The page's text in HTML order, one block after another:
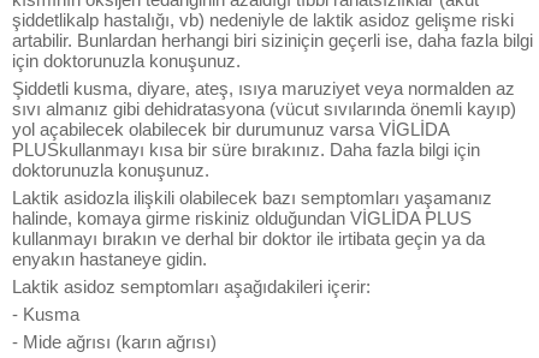
şiddetlikalp hastalığı, vb) nedeniyle de laktik asidoz gelişme riski
artabilir. Bunlardan herhangi biri siziniçin geçerli ise, daha fazla bilgi
için doktorunuzla konuşunuz.
Şiddetli kusma, diyare, ateş, ısıya maruziyet veya normalden az
sıvı almanız gibi dehidratasyona (vücut sıvılarında önemli kayıp)
yol açabilecek olabilecek bir durumunuz varsa VİGLİDA
PLUSkullanmayı kısa bir süre bırakınız. Daha fazla bilgi için
doktorunuzla konuşunuz.
Laktik asidozla ilişkili olabilecek bazı semptomları yaşamanız
halinde, komaya girme riskiniz olduğundan VİGLİDA PLUS
kullanmayı bırakın ve derhal bir doktor ile irtibata geçin ya da
enyakın hastaneye gidin.
Laktik asidoz semptomları aşağıdakileri içerir:
- Kusma
- Mide ağrısı (karın ağrısı)